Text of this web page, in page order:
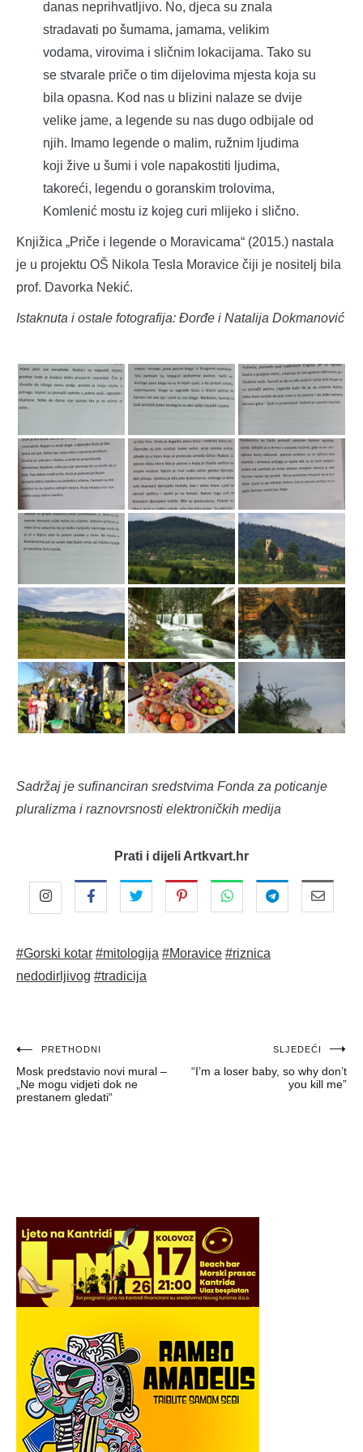
danas neprihvatljivo. No, djeca su znala
stradavati po šumama, jamama, velikim
vodama, virovima i sličnim lokacijama. Tako su
se stvarale priče o tim dijelovima mjesta koja su
bila opasna. Kod nas u blizini nalaze se dvije
velike jame, a legende su nas dugo odbijale od
njih. Imamo legende o malim, ružnim ljudima
koji žive u šumi i vole napakostiti ljudima,
takoreći, legendu o goranskim trolovima,
Komlenić mostu iz kojeg curi mlijeko i slično.
Knjižica „Priče i legende o Moravicama“ (2015.) nastala
je u projektu OŠ Nikola Tesla Moravice čiji je nositelj bila
prof. Davorka Nekić.
Istaknuta i ostale fotografija: Đorđe i Natalija Dokmanović
Sadržaj je sufinanciran sredstvima Fonda za poticanje
pluralizma i raznovrsnosti elektroničkih medija
Prati i dijeli Artkvart.hr
#Gorski kotar #mitologija #Moravice #riznica
nedodirljivog #tradicija
Navigacija
objava
PRETHODNI
Mosk predstavio novi mural –
„Ne mogu vidjeti dok ne
prestanem gledati“
SLJEDEĆI
“I’m a loser baby, so why don’t
you kill me”